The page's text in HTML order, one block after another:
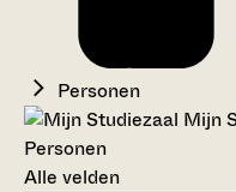
Personen
Mijn
Personen
Alle velden